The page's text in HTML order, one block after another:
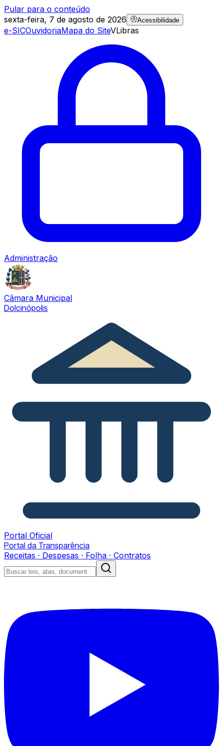
Pular para o conteúdo
sexta-feira, 7 de agosto de 2026
Acessibilidade
e-SICOuvidoriaMapa do SiteVLibras
Administração
Câmara Municipal
Dolcinópolis
Portal Oficial
Portal da Transparência
Receitas · Despesas · Folha · Contratos